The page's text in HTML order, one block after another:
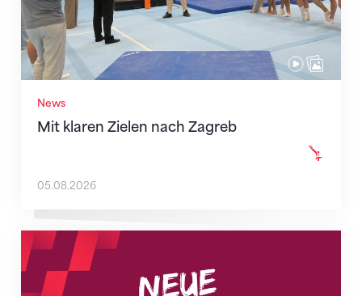
News
Mit klaren Zielen nach Zagreb
05.08.2026
Neue Empfangszeiten ab 1. August 2026